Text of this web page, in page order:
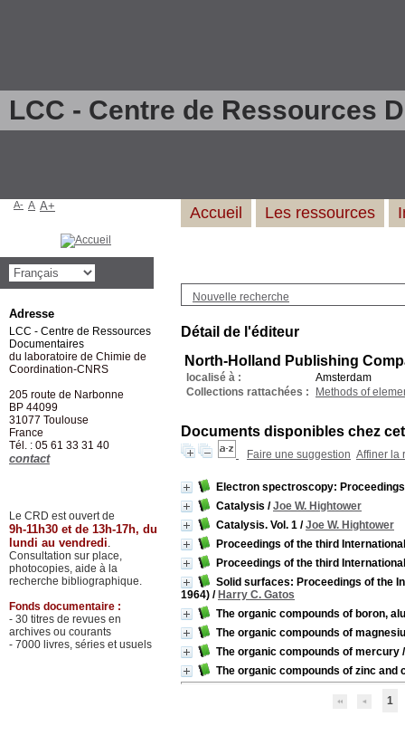
LCC - Centre de Ressources
Nouvelle recherche
Détail de l'éditeur
North-Holland Publishing
localisé à :
Amsterdam
Collections rattachées :
Methods of
Documents disponibles chez
Faire une suggestion Affiner la
Electron spectroscopy:
Catalysis /Joe W. Hightower
Catalysis. Vol. 1 /Joe W. Hightower
Proceedings of the third
Proceedings of the third
Solid surfaces: Proceedings of the
1964) / Harry C. Gatos
The organic compounds of boron,
The organic compounds of
The organic compounds of mercury
The organic compounds of zinc and
1
Accueil Les ressources
A- A A+
Adresse
LCC - Centre de Ressources
Documentaires
du laboratoire de Chimie de
Coordination-CNRS
205 route de Narbonne
BP 44099
31077 Toulouse
France
Tél. : 05 61 33 31 40
contact
Le CRD est ouvert de
9h-11h30 et de 13h-17h, du
lundi au vendredi.
Consultation sur place,
photocopies, aide à la
recherche bibliographique.
Fonds documentaire :
- 30 titres de revues en
archives ou courants
- 7000 livres, séries et usuels